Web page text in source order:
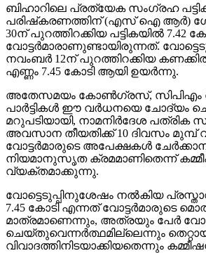
ബിഹാറിലെ പ്രത്യേക സംഗ്രഹ
പരിഷ്‌കരണത്തിന് (എസ് ഐ ആര്‍)
30ന് പുറത്തിറക്കിയ പട്ടികയില്‍ 7.42
വോട്ടര്‍മാരാണുണ്ടായിരുന്നത്.
നവംബര്‍ 12ന് പുറത്തിറക്കിയ
എണ്ണം 7.45 കോടി ആയി ഉയര്‍ന്നു.
അതേസമയം കോണ്‍ഗ്രസ്, സിപിഎം
പാര്‍ട്ടികള്‍ ഈ വര്‍ധനയെ ചോദ്യം
മറുപടിയായി, നാമനിര്‍ദേശ പത്രിക
അവസാന തീയതിക്ക് 10 ദിവസം മുമ്പ്
വോട്ടര്‍മാരുടെ അപേക്ഷകള്‍
നിയമാനുസൃത ക്രമമാണിതെന്ന്
വ്യക്തമാക്കുന്നു.
വോട്ടെടുപ്പിനുശേഷം നല്‍കിയ
7.45 കോടി എന്നത് വോട്ടര്‍മാരുടെ
മാത്രമാണെന്നും, അത്രയും പേര്‍
ചെയ്തുവെന്നര്‍ത്ഥമില്ലെന്നും
വിവാദത്തിനിടയാക്കിയതെന്നും